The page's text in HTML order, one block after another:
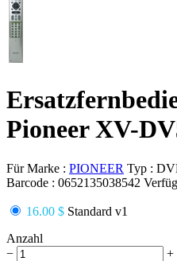
Pioneer XV-
Für Marke : PIONEER Typ :
Barcode : 0652135038542
16.00 $ Standard v1
Anzahl
−
+